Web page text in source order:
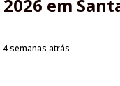
2026 em
4 semanas atrás